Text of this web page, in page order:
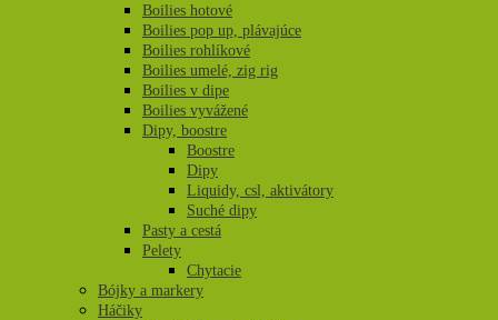
Boilies hotové
Boilies pop up, plávajúce
Boilies rohlíkové
Boilies umelé, zig rig
Boilies v dipe
Boilies vyvážené
Dipy, boostre
Boostre
Dipy
Liquidy, csl, aktivátory
Suché dipy
Pasty a cestá
Pelety
Chytacie
Bójky a markery
Háčiky